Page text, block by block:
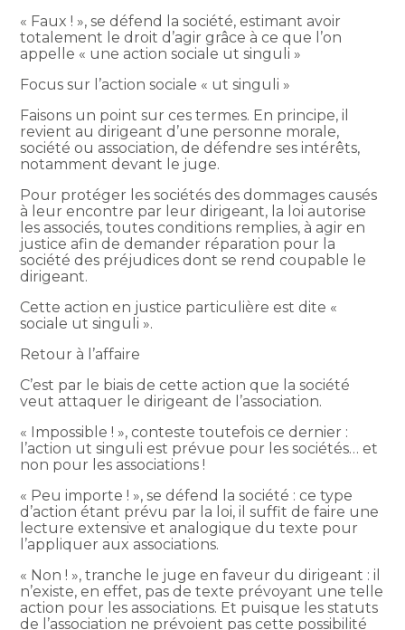
« Faux ! », se défend la société, estimant avoir
totalement le droit d’agir grâce à ce que l’on
appelle « une action sociale ut singuli »
Focus sur l’action sociale « ut singuli »
Faisons un point sur ces termes. En principe, il
revient au dirigeant d’une personne morale,
société ou association, de défendre ses intérêts,
notamment devant le juge.
Pour protéger les sociétés des dommages causés
à leur encontre par leur dirigeant, la loi autorise
les associés, toutes conditions remplies, à agir en
justice afin de demander réparation pour la
société des préjudices dont se rend coupable le
dirigeant.
Cette action en justice particulière est dite «
sociale ut singuli ».
Retour à l’affaire
C’est par le biais de cette action que la société
veut attaquer le dirigeant de l’association.
« Impossible ! », conteste toutefois ce dernier :
l’action ut singuli est prévue pour les sociétés… et
non pour les associations !
« Peu importe ! », se défend la société : ce type
d’action étant prévu par la loi, il suffit de faire une
lecture extensive et analogique du texte pour
l’appliquer aux associations.
« Non ! », tranche le juge en faveur du dirigeant : il
n’existe, en effet, pas de texte prévoyant une telle
action pour les associations. Et puisque les statuts
de l’association ne prévoient pas cette possibilité